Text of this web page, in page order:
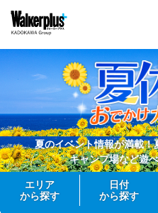
夏のイベント情報が満載
キャンプ場など遊
エリア
から探す
日付
から探す